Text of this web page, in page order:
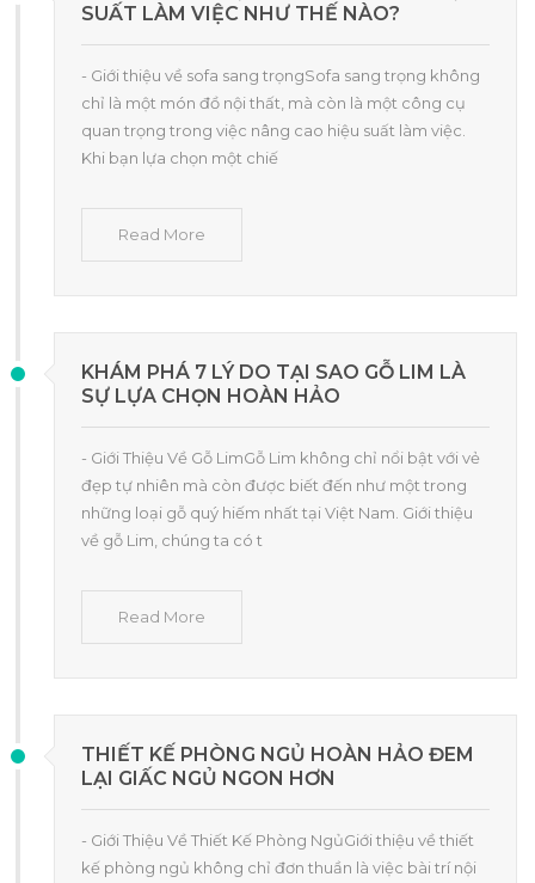
SUẤT LÀM VIỆC NHƯ THẾ NÀO?
- Giới thiệu về sofa sang trọngSofa sang trọng không
chỉ là một món đồ nội thất, mà còn là một công cụ
quan trọng trong việc nâng cao hiệu suất làm việc.
Khi bạn lựa chọn một chiế
Read More
KHÁM PHÁ 7 LÝ DO TẠI SAO GỖ LIM LÀ
SỰ LỰA CHỌN HOÀN HẢO
- Giới Thiệu Về Gỗ LimGỗ Lim không chỉ nổi bật với vẻ
đẹp tự nhiên mà còn được biết đến như một trong
những loại gỗ quý hiếm nhất tại Việt Nam. Giới thiệu
về gỗ Lim, chúng ta có t
Read More
THIẾT KẾ PHÒNG NGỦ HOÀN HẢO ĐEM
LẠI GIẤC NGỦ NGON HƠN
- Giới Thiệu Về Thiết Kế Phòng NgủGiới thiệu về thiết
kế phòng ngủ không chỉ đơn thuần là việc bài trí nội